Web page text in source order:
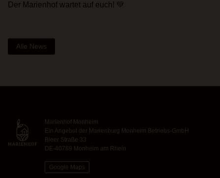
Der Marienhof wartet auf euch! 💚
Alle News
Marienhof Monheim
Ein Angebot der Marienburg Monheim Betriebs-GmbH
Bleer Straße 33
DE-40789 Monheim am Rhein
Google Maps